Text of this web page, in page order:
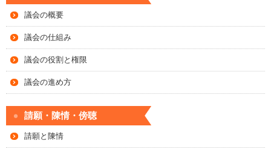
議会の概要
議会の仕組み
議会の役割と権限
議会の進め方
請願・陳情・傍聴
請願と陳情